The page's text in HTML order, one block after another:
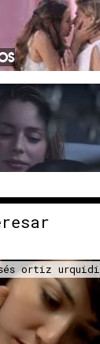
ortiz urquidi